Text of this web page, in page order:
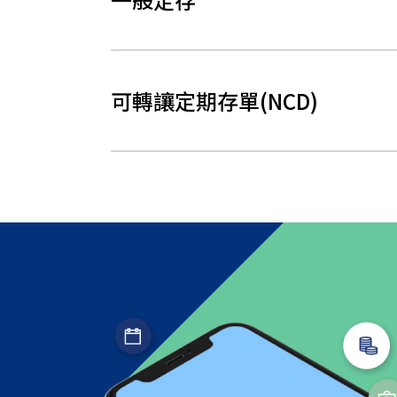
可轉讓定期存單(NCD)